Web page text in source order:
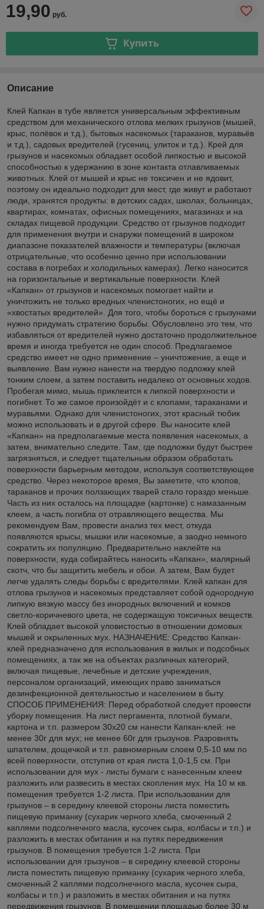
19,90 руб.
Купить
Описание
Клей Капкан в тубе является универсальным эффективным
средством для механического отлова мелких грызунов (мышей,
крыс, полёвок и т.д.), бытовых насекомых (тараканов, муравьёв
и т.д.), садовых вредителей (гусениц, улиток и т.д.). Крей для
грызунов и насекомых обладает особой липкостью и высокой
способностью к удержанию в зоне контакта отлавливаемых
животных. Клей от мышей и крыс не токсичен и не ядовит,
поэтому он идеально подходит для мест, где живут и работают
люди, хранятся продукты: в детских садах, школах, больницах,
квартирах, комнатах, офисных помещениях, магазинах и на
складах пищевой продукции. Средство от грызунов подходит
для применения внутри и снаружи помещений в широком
диапазоне показателей влажности и температуры (включая
отрицательные, что особенно ценно при использовании
состава в погребах и холодильных камерах). Легко наносится
на горизонтальные и вертикальные поверхности. Клей
«Капкан» от грызунов и насекомых помогает найти и
уничтожить не только вредных членистоногих, но ещё и
«хвостатых вредителей». Для того, чтобы бороться с грызунами
нужно придумать стратегию борьбы. Обусловлено это тем, что
избавляться от вредителей нужно достаточно продолжительное
время и иногда требуется не один способ. Предлагаемое
средство имеет не одно применение – уничтожение, а еще и
выявление. Вам нужно нанести на твердую подложку клей
тонким слоем, а затем поставить недалеко от основных ходов.
Пробегая мимо, мышь приклеится к липкой поверхности и
погибнет. То же самое произойдёт и с клопами, тараканами и
муравьями. Однако для членистоногих, этот красный тюбик
можно использовать и в другой сфере. Вы наносите клей
«Капкан» на предполагаемые места появления насекомых, а
затем, внимательно следите. Там, где подложки будут быстрее
загрязняться, и следует тщательным образом обработать
поверхности барьерным методом, используя соответствующее
средство. Через некоторое время, Вы заметите, что клопов,
тараканов и прочих ползающих тварей стало гораздо меньше.
Часть из них осталось на площадке (картонке) с намазанным
клеем, а часть погибла от отравляющего вещества. Мы
рекомендуем Вам, провести анализ тех мест, откуда
появляются крысы, мышки или насекомые, а заодно немного
сократить их популяцию. Предварительно наклейте на
поверхности, куда собирайтесь наносить «Капкан», малярный
скотч, что бы защитить мебель и обои. А затем, Вам будет
легче удалять следы борьбы с вредителями. Клей капкан для
отлова грызунов и насекомых представляет собой однородную
липкую вязкую массу без инородных включений и комков
светло-коричневого цвета, не содержащую токсичных веществ.
Клей обладает высокой уловистостью в отношении домовых
мышей и окрыленных мух. НАЗНАЧЕНИЕ: Средство Капкан-
клей предназначено для использования в жилых и подсобных
помещениях, а так же на объектах различных категорий,
включая пищевые, лечебные и детские учреждения,
персоналом организаций, имеющих право заниматься
дезинфекционной деятельностью и населением в быту.
СПОСОБ ПРИМЕНЕНИЯ: Перед обработкой следует провести
уборку помещения. На лист пергамента, плотной бумаги,
картона и т.п. размером 30х20 см нанести Капкан-клей: не
менее 30г для мух; не менее 60г для грызунов. Разровнять
шпателем, дощечкой и т.п. равномерным слоем 0,5-10 мм по
всей поверхности, отступив от края листа 1,0-1,5 см. При
использовании для мух - листы бумаги с нанесенным клеем
разложить или развесить в местах скопления мух. На 10 м кв.
помещения требуется 1-2 листа. При использовании для
грызунов – в середину клеевой стороны листа поместить
пищевую приманку (сухарик черного хлеба, смоченный 2
каплями подсолнечного масла, кусочек сыра, колбасы и т.п.) и
разложить в местах обитания и на путях передвижения
грызунов. В помещения требуется 1-2 листа. При
использовании для грызунов – в середину клеевой стороны
листа поместить пищевую приманку (сухарик черного хлеба,
смоченный 2 каплями подсолнечного масла, кусочек сыра,
колбасы и т.п.) и разложить в местах обитания и на путях
передвижения грызунов. В помещении площадью более 30 м